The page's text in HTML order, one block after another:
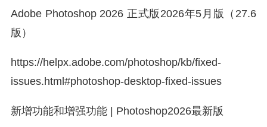
Adobe Photoshop 2026 正式版2026年5月版（27.6
版）
https://helpx.adobe.com/photoshop/kb/fixed-
issues.html#photoshop-desktop-fixed-issues
新增功能和增强功能 | Photoshop2026最新版